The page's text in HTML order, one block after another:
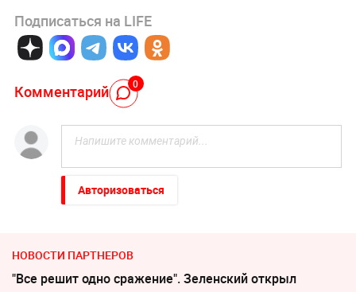
Подписаться на LIFE
Комментарий 0
Авторизоваться
НОВОСТИ ПАРТНЕРОВ
"Все решит одно сражение". Зеленский открыл